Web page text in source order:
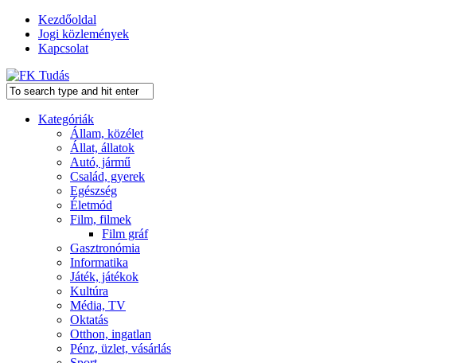
Kezdőoldal
Jogi közlemények
Kapcsolat
Kategóriák
Állam, közélet
Állat, állatok
Autó, jármű
Család, gyerek
Egészség
Életmód
Film, filmek
Film gráf
Gasztronómia
Informatika
Játék, játékok
Kultúra
Média, TV
Oktatás
Otthon, ingatlan
Pénz, üzlet, vásárlás